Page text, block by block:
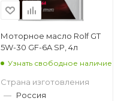
Моторное масло Rolf GT
5W-30 GF-6A SP, 4л
Узнать свободное наличие
Страна изготовления
— Россия